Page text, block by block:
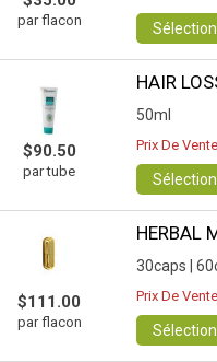
par flacon
$90.50
par tube
HAIR
50ml
Prix De
$111.00
par flacon
HERBAL
30caps |
Prix De